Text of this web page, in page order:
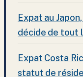
Expat au
décide de tout
Expat Costa
statut de